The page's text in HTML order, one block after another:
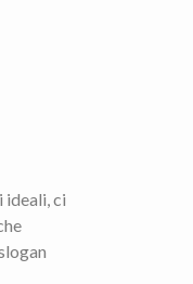
ideali, ci